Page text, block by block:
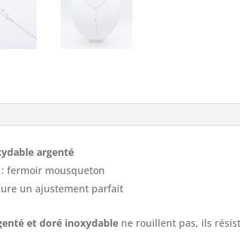
argenté
fermoir mousqueton
un ajustement parfait
et doré inoxydable ne rouillent pas, ils